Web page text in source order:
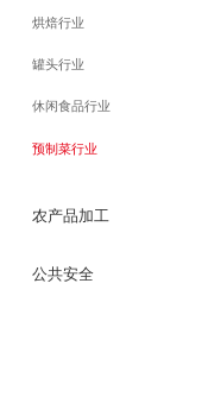
烘焙行业
罐头行业
休闲食品行业
预制菜行业
农产品加工
公共安全